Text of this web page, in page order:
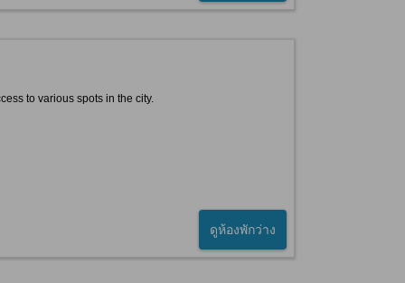
to various spots in the city.
ดูห้องพักว่าง